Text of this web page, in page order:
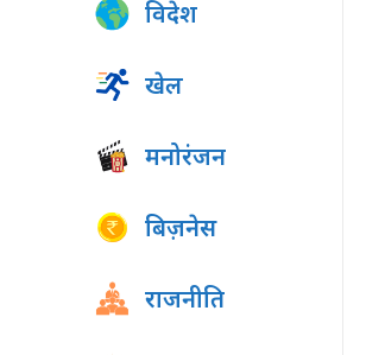
विदेश
खेल
मनोरंजन
बिज़नेस
राजनीति